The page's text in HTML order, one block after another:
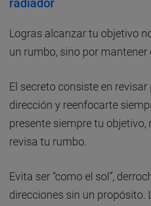
radiador
Logras alcanzar tu objetivo
un rumbo, sino por mantener
El secreto consiste en
dirección y reenfocarte
presente siempre tu objetivo,
revisa tu rumbo.
Evita ser “como el sol”,
direcciones sin un propósito.